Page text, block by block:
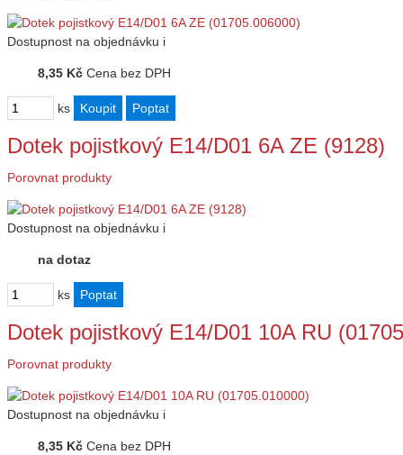
Dostupnost na objednávku i
8,35 Kč Cena bez DPH
ks
Dotek pojistkový E14/D01 6A ZE (9128)
Porovnat produkty
Dostupnost na objednávku i
na dotaz
ks
Dotek pojistkový E14/D01 10A RU
Porovnat produkty
Dostupnost na objednávku i
8,35 Kč Cena bez DPH